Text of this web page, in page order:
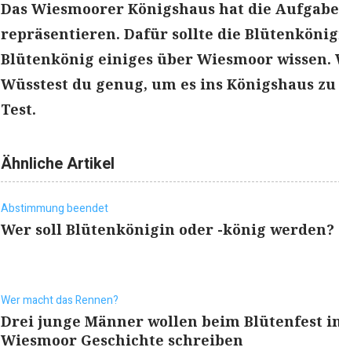
Das Wiesmoorer Königshaus hat die
repräsentieren. Dafür sollte die
Blütenkönig einiges über Wiesmoor wissen.
Wüsstest du genug, um es ins Königshaus
Test.
Ähnliche Artikel
Abstimmung beendet
Wer soll Blütenkönigin oder -könig werden?
Wer macht das Rennen?
Drei junge Männer wollen beim Blütenfest
Wiesmoor Geschichte schreiben